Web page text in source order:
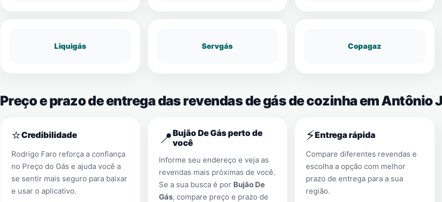
Liquigás Servgás Copagaz
Preço e prazo de entrega das revendas de gás de cozinha em Antônio
⭐Credibilidade
Rodrigo Faro reforça a confiança
no Preço do Gás e ajuda você a
se sentir mais seguro para baixar
e usar o aplicativo.
📍Bujão De Gás perto de
você
Informe seu endereço e veja as
revendas mais próximas de você.
Se a sua busca é por Bujão De
Gás, compare preço e prazo de
⚡Entrega rápida
Compare diferentes revendas e
escolha a opção com melhor
prazo de entrega para a sua
região.